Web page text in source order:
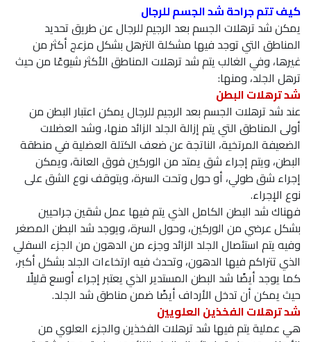
كيف تتم جراحة شد الجسم للرجال
يمكن شد ترهلات الجسم بعد الرجيم للرجال عن طريق تحديد
المناطق التي توجد فيها مشكلة الترهل بشكل مزعج أكثر من
غيرها، وفي الغالب يتم شد ترهلات المناطق الأكثر شيوعًا من حيث
ترهل الجلد، ومنها:
شد ترهلات البطن
عند شد ترهلات الجسم بعد الرجيم للرجال يمكن اعتبار البطن من
أولى المناطق التي يتم إزالة الجلد الزائد منها، وشد العضلات
الضعيفة المرتخية، الناتجة عن ضعف الكتلة العضلية في منطقة
البطن، ويتم إجراء شق يمتد من الوركين فوق العانة، ويمكن
إجراء شق طولي، أو حول وتحت السرة، ويتوقف نوع الشق على
نوع الإجراء.
فهناك شد البطن الكامل الذي يتم فيها عمل شقين جراحيين
بشكل عرضي من الوركين، وحول السرة، ويوجد شد البطن المصغر
وفيه يتم استئصال الجلد الزائد وجزء من الدهون من الجزء السفلي
الذي تتراكم فيها الدهون، وتحدث فيه ارتخاءات الجلد بشكل أكبر،
كما يوجد أيضًا شد البطن المستدير الذي يعتبر إجراء أوسع قليلًا
حيث يمكن أن تدخل الأرداف أيضًا ضمن مناطق شد الجلد.
شد ترهلات الفخذين العلويين
هي عملية يتم فيها شد ترهلات الفخذين والجزء العلوي من